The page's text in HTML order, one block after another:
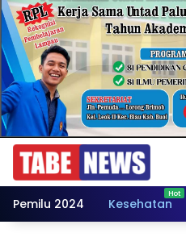
Pemilu 2024 Kesehatan